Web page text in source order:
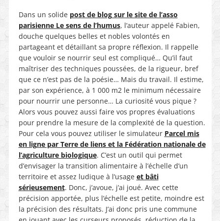
Dans un solide post de blog sur le site de l’asso
parisienne Le sens de l’humus, l’auteur appelé Fabien,
douche quelques belles et nobles volontés en
partageant et détaillant sa propre réflexion. Il rappelle
que vouloir se nourrir seul est compliqué… Qu’il faut
maîtriser des techniques poussées, de la rigueur, bref
que ce n’est pas de la poésie… Mais du travail. Il estime,
par son expérience, à 1 000 m2 le minimum nécessaire
pour nourrir une personne… La curiosité vous pique ?
Alors vous pouvez aussi faire vos propres évaluations
pour prendre la mesure de la complexité de la question.
Pour cela vous pouvez utiliser le simulateur Parcel mis
en ligne par Terre de liens et la Fédération nationale de
l’agriculture biologique. C’est un outil qui permet
d’envisager la transition alimentaire à l’échelle d’un
territoire et assez ludique à l’usage et bâti
sérieusement. Donc, j’avoue, j’ai joué. Avec cette
précision apportée, plus l’échelle est petite, moindre est
la précision des résultats. J’ai donc pris une commune